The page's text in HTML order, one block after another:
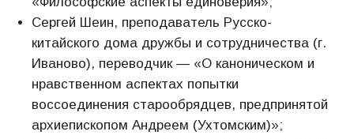
Сергей Шеин, преподаватель Русско-
китайского дома дружбы и сотрудничества (г.
Иваново), переводчик — «О каноническом и
нравственном аспектах попытки
воссоединения старообрядцев, предпринятой
архиепископом Андреем (Ухтомским)»;